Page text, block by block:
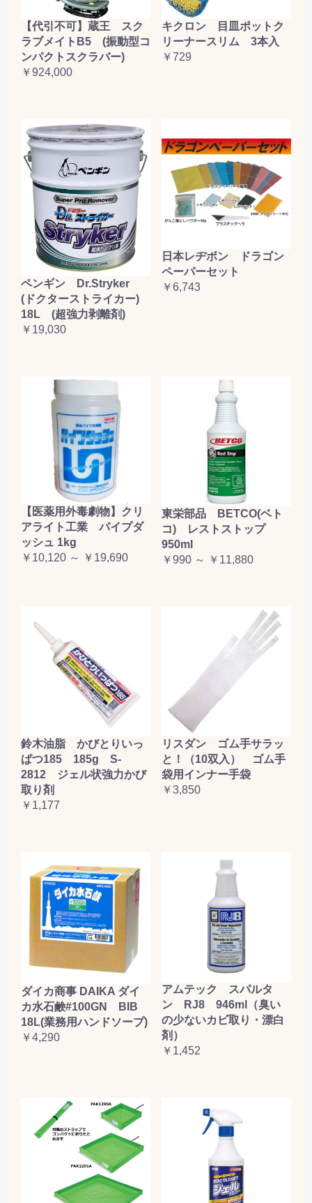
【代引不可】蔵王 スク
ラブメイトB5 (振動型コ
ンパクトスクラバー)
￥924,000
キクロン 目皿ポットク
リーナースリム 3本入
￥729
ペンギン Dr.Stryker
(ドクターストライカー)
18L (超強力剥離剤)
￥19,030
日本レヂボン ドラゴン
ペーパーセット
￥6,743
【医薬用外毒劇物】クリ
アライト工業 パイプダ
ッシュ 1kg
￥10,120 ～ ￥19,690
東栄部品 BETCO(ベト
コ) レストストップ
950ml
￥990 ～ ￥11,880
鈴木油脂 かびとりいっ
ぱつ185 185g S-
2812 ジェル状強力かび
取り剤
￥1,177
リスダン ゴム手サラッ
と！（10双入） ゴム手
袋用インナー手袋
￥3,850
ダイカ商事 DAIKA ダイ
カ水石鹸#100GN BIB
18L(業務用ハンドソープ)
￥4,290
アムテック スパルタ
ン RJ8 946ml（臭い
の少ないカビ取り・漂白
剤）
￥1,452